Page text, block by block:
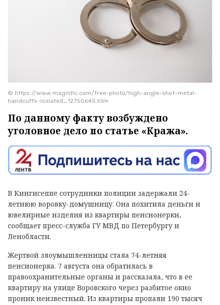
© https://www.magnific.com/free-photo/high-angle-shot-metal-
handcuffs-isolated_12750645.htm
По данному факту возбуждено
уголовное дело по статье «Кража».
В Кингисеппе сотрудники полиции задержали 24-
летнюю воровку-домушницу. Она похитила деньги и
ювелирные изделия из квартиры пенсионерки,
сообщает пресс-служба ГУ МВД по Петербургу и
Ленобласти.
Жертвой злоумышленницы стала 74-летняя
пенсионерка. 7 августа она обратилась в
правоохранительные органы и рассказала, что в ее
квартиру на улице Воровского через разбитое окно
проник неизвестный. Из квартиры пропали 190 тысяч